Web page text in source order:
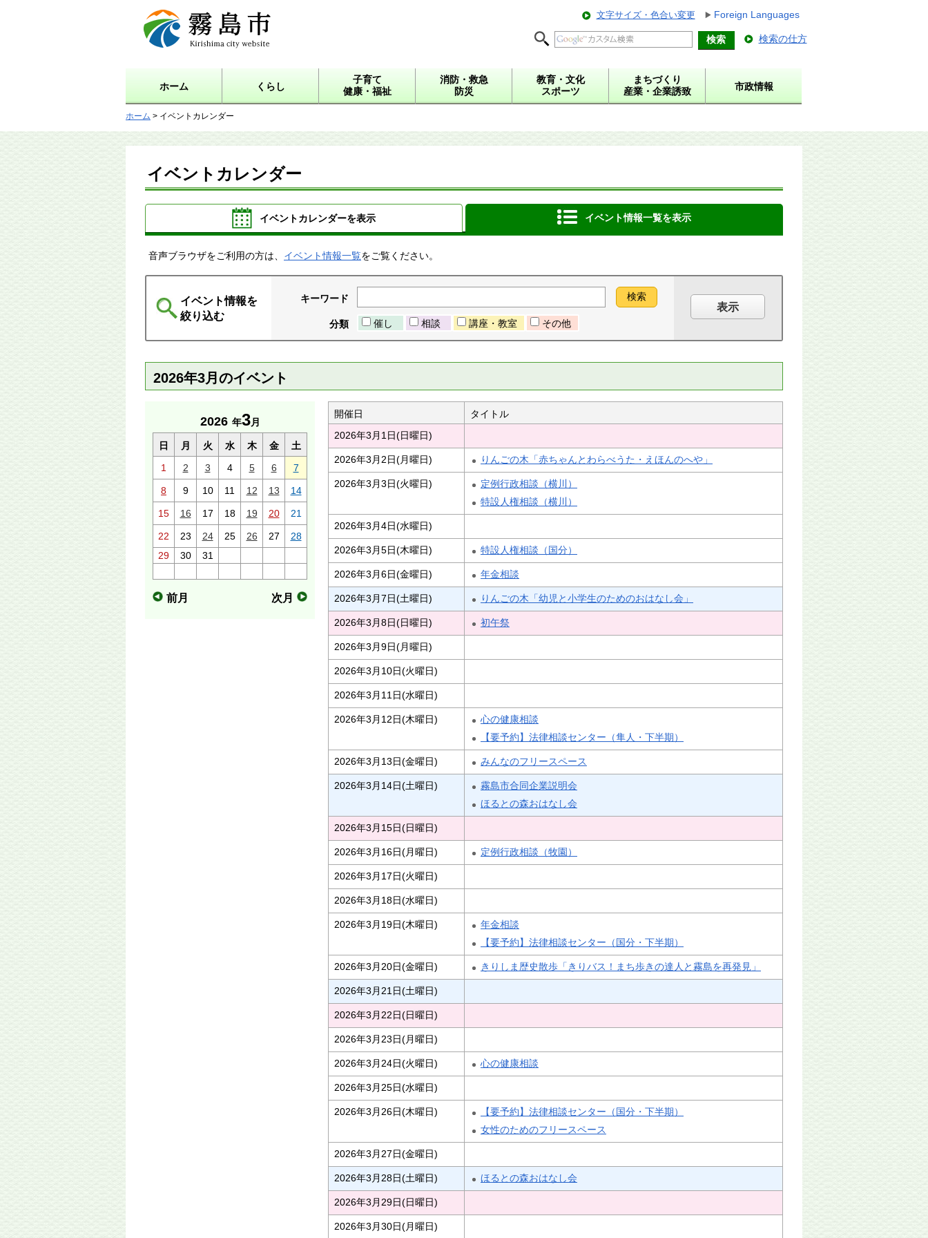
霧島市 Kirishima city
website
文字サイズ・色合い変更 Foreign Languages
検索の仕方
ホーム くらし
子育て
健康・福祉
消防・救急
防災
教育・文化
スポーツ
まちづくり
産業・企業誘致
市政情報
ホーム > イベントカレンダー
イベントカレンダー
イベントカレンダーを表示 イベント情報一覧を表示
音声ブラウザをご利用の方は、 イベント情報一覧をご覧ください。
イベント情報を
絞り込む
キーワード
分類 催し 相談 講座・教室 その他
2026年3月のイベント
2026 年3月
日 月 火 水 木 金
土
1
2 3 4 5 6 7
8 9 10 11 12 13 14
15 16 17 18 19 20 21
22 23 24 25 26 27
28
29
30 31
前月 次月
開催日
タイトル
2026年3月1日(日曜日)
2026年3月2日(月曜日) りんごの木「赤ちゃんとわらべうた・えほんのへや」
2026年3月3日(火曜日)
定例行政相談（横川）
特設人権相談（横川）
2026年3月4日(水曜日)
2026年3月5日(木曜日) 特設人権相談（国分）
2026年3月6日(金曜日) 年金相談
2026年3月7日(土曜日) りんごの木「幼児と小学生のためのおはなし会」
2026年3月8日(日曜日) 初午祭
2026年3月9日(月曜日)
2026年3月10日(火曜日)
2026年3月11日(水曜日)
2026年3月12日(木曜日)
心の健康相談
【要予約】法律相談センター（隼人・下半期）
2026年3月13日(金曜日) みんなのフリースペース
2026年3月14日(土曜日)
霧島市合同企業説明会
ほるとの森おはなし会
2026年3月15日(日曜日)
2026年3月16日(月曜日) 定例行政相談（牧園）
2026年3月17日(火曜日)
2026年3月18日(水曜日)
2026年3月19日(木曜日)
年金相談
【要予約】法律相談センター（国分・下半期）
2026年3月20日(金曜日) きりしま歴史散歩「きりバス！まち歩きの達人と霧島を再発見」
2026年3月21日(土曜日)
2026年3月22日(日曜日)
2026年3月23日(月曜日)
2026年3月24日(火曜日) 心の健康相談
2026年3月25日(水曜日)
2026年3月26日(木曜日)
【要予約】法律相談センター（国分・下半期）
女性のためのフリースペース
2026年3月27日(金曜日)
2026年3月28日(土曜日) ほるとの森おはなし会
2026年3月29日(日曜日)
2026年3月30日(月曜日)